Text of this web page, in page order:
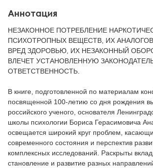
Аннотация
НЕЗАКОННОЕ ПОТРЕБЛЕНИЕ
ПСИХОТРОПНЫХ ВЕЩЕСТВ, ИХ
ВРЕД ЗДОРОВЬЮ, ИХ НЕЗАКОННЫЙ
ВЛЕЧЕТ УСТАНОВЛЕННУЮ
ОТВЕТСТВЕННОСТЬ.
В книге, подготовленной по материалам
посвященной 100-летию со дня рождения
российского ученого, основателя
школы психологии Бориса Герасимовича
освещается широкий круг проблем,
современного состояния и перспектив
комплексных исследований. Раскрыты
становление и развитие разных